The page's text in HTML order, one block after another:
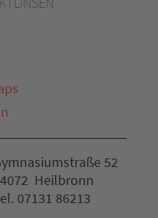
52
Heilbronn
07131 86213